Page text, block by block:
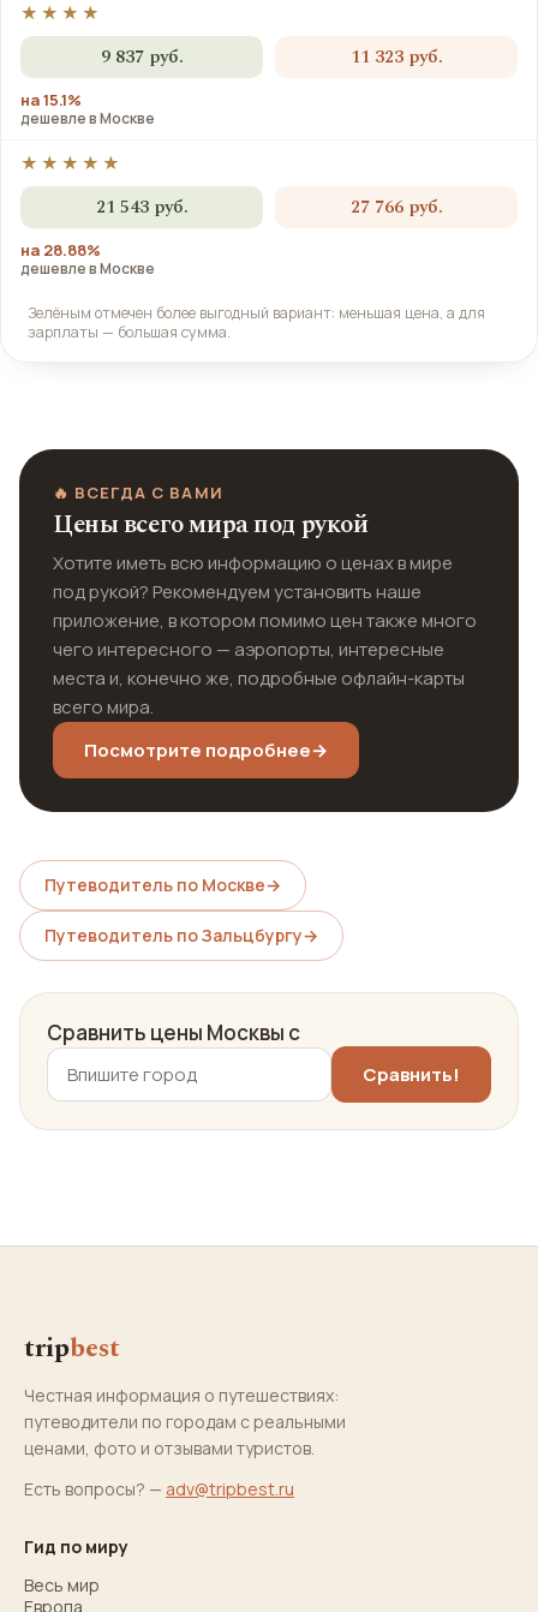
★★★★
9 837 руб. 11 323 руб.
на 15.1%
дешевле в Москве
★★★★★
21 543 руб. 27 766 руб.
на 28.88%
дешевле в Москве
Зелёным отмечен более выгодный вариант: меньшая цена, а для
зарплаты — большая сумма.
🔥 ВСЕГДА С ВАМИ
Цены всего мира под рукой
Хотите иметь всю информацию о ценах в мире
под рукой? Рекомендуем установить наше
приложение, в котором помимо цен также много
чего интересного — аэропорты, интересные
места и, конечно же, подробные офлайн-карты
всего мира.
Посмотрите подробнее→
Путеводитель по Москве→
Путеводитель по Зальцбургу→
Сравнить цены Москвы с
tripbest
Честная информация о путешествиях:
путеводители по городам с реальными
ценами, фото и отзывами туристов.
Есть вопросы? — adv@tripbest.ru
Гид по миру
Весь мир
Европа